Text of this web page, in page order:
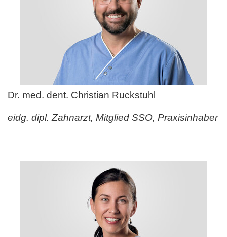
Dr. med. dent. Christian Ruckstuhl
eidg. dipl. Zahnarzt, Mitglied SSO, Praxisinhaber